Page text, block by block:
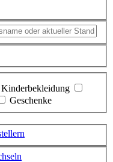
Kinderbekleidung
Geschenke